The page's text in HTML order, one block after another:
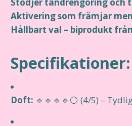
Aktivering som främjar
Hållbart val – biprodukt
Specifikationer:
Doft: 🔹🔹🔹🔹⚪ (4/5) –